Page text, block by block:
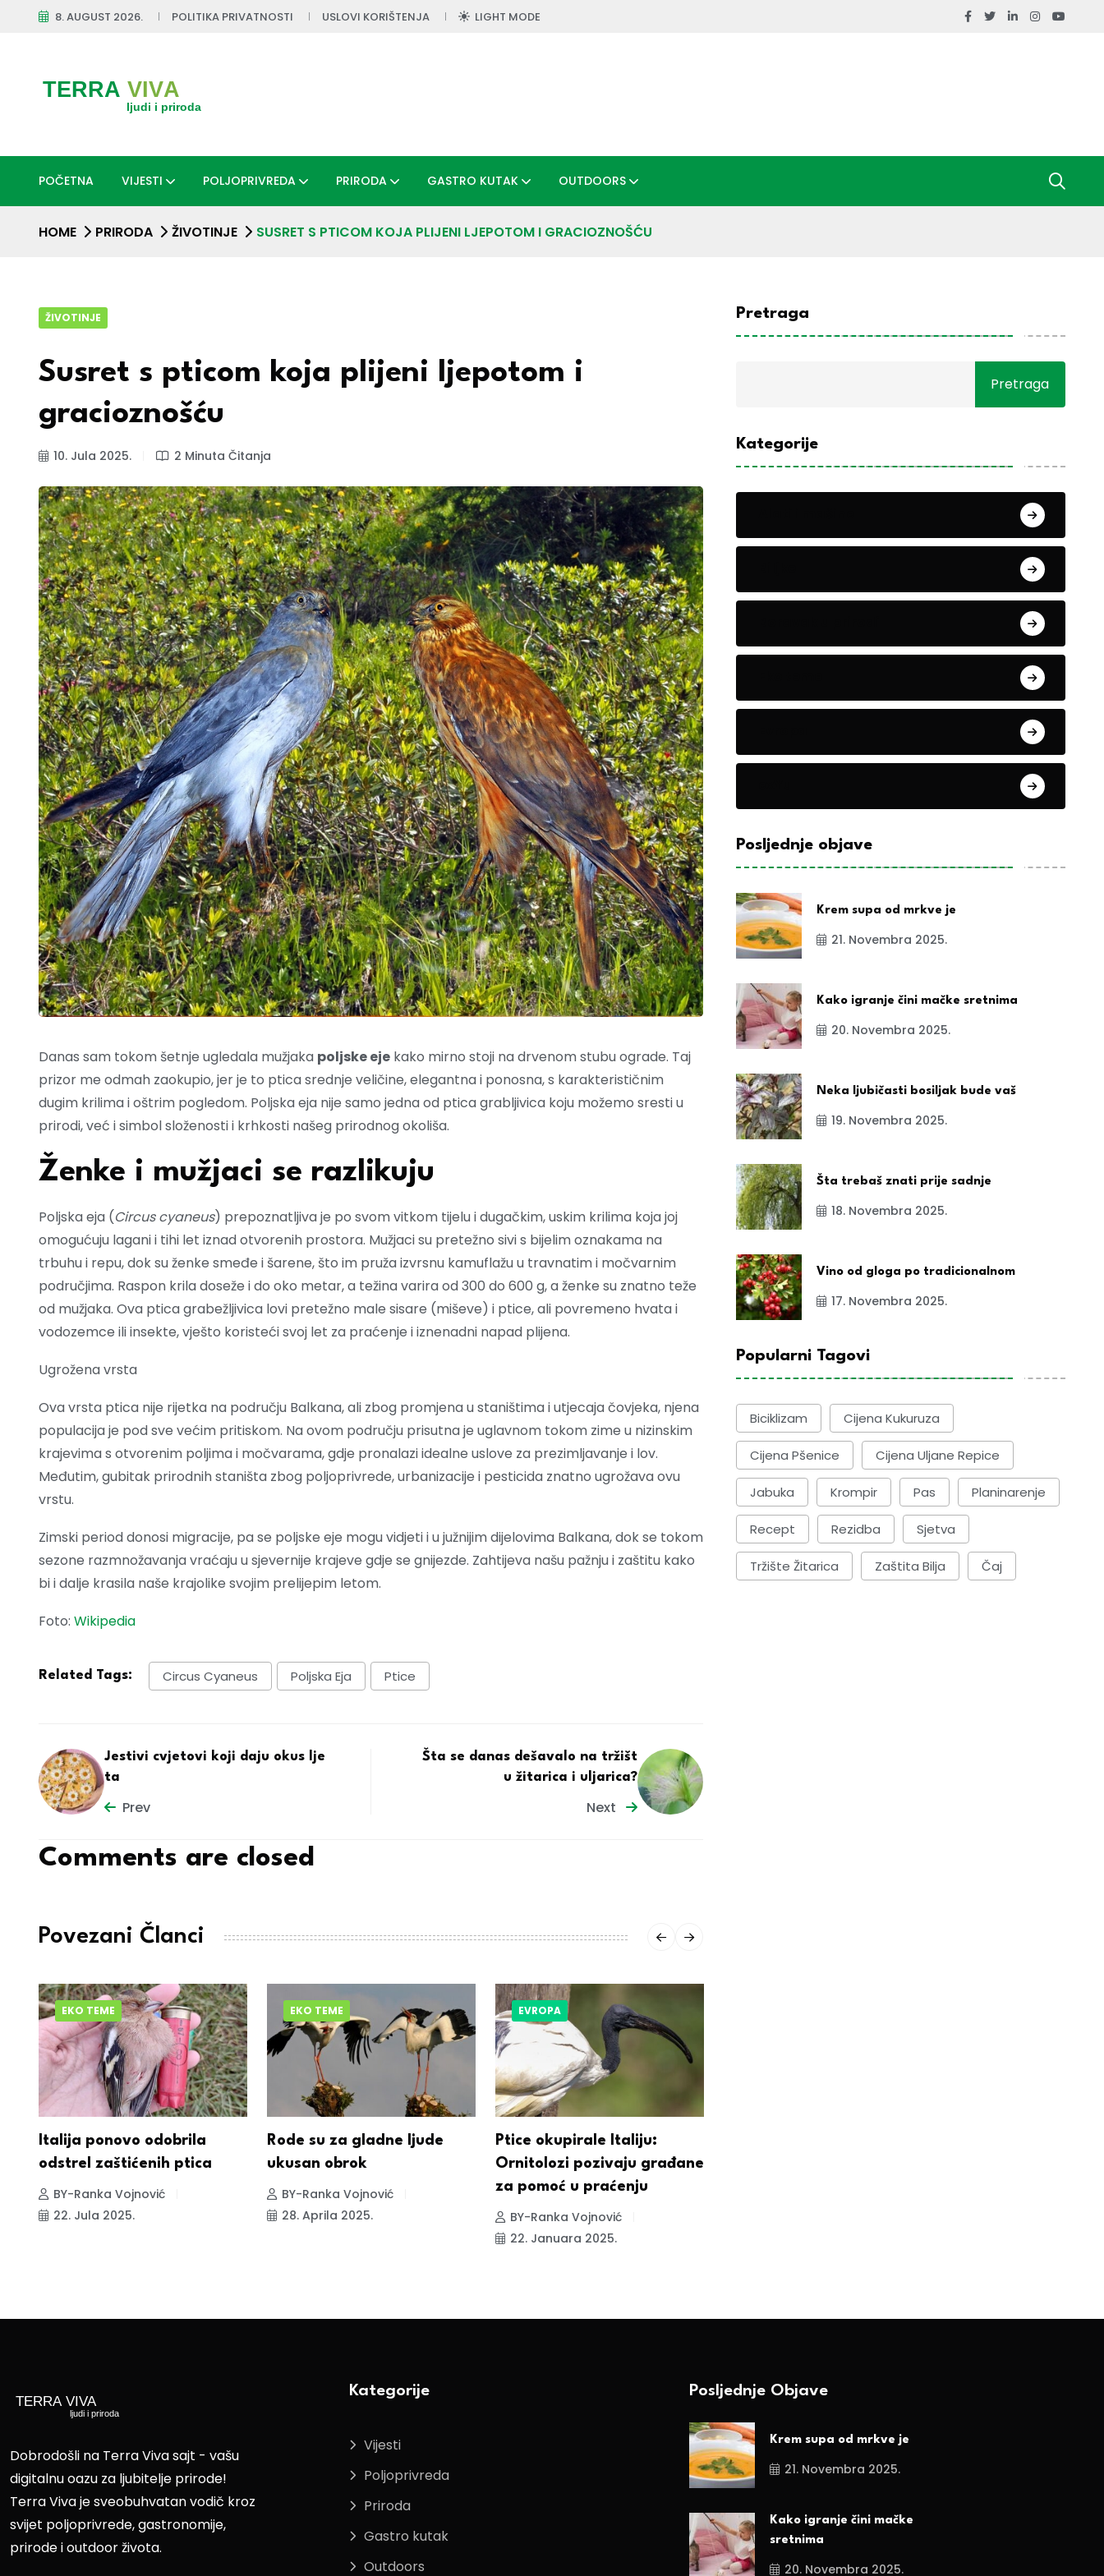
8. AUGUST 2026. POLITIKA PRIVATNOSTI USLOVI KORIŠTENJA LIGHT MODE
POČETNA VIJESTI POLJOPRIVREDA PRIRODA GASTRO KUTAK OUTDOORS
HOME PRIRODA ŽIVOTINJE SUSRET S PTICOM KOJA PLIJENI LJEPOTOM I GRACIOZNOŠĆU
ŽIVOTINJE
Susret s pticom koja plijeni ljepotom i
gracioznošću
10. Jula 2025. 2 Minuta Čitanja
Danas sam tokom šetnje ugledala mužjaka poljske eje kako mirno stoji na drvenom stubu ograde. Taj
prizor me odmah zaokupio, jer je to ptica srednje veličine, elegantna i ponosna, s karakterističnim
dugim krilima i oštrim pogledom. Poljska eja nije samo jedna od ptica grabljivica koju možemo sresti u
prirodi, već i simbol složenosti i krhkosti našeg prirodnog okoliša.
Ženke i mužjaci se razlikuju
Poljska eja (Circus cyaneus) prepoznatljiva je po svom vitkom tijelu i dugačkim, uskim krilima koja joj
omogućuju lagani i tihi let iznad otvorenih prostora. Mužjaci su pretežno sivi s bijelim oznakama na
trbuhu i repu, dok su ženke smeđe i šarene, što im pruža izvrsnu kamuflažu u travnatim i močvarnim
područjima. Raspon krila doseže i do oko metar, a težina varira od 300 do 600 g, a ženke su znatno teže
od mužjaka. Ova ptica grabežljivica lovi pretežno male sisare (miševe) i ptice, ali povremeno hvata i
vodozemce ili insekte, vješto koristeći svoj let za praćenje i iznenadni napad plijena.
Ugrožena vrsta
Ova vrsta ptica nije rijetka na području Balkana, ali zbog promjena u staništima i utjecaja čovjeka, njena
populacija je pod sve većim pritiskom. Na ovom području prisutna je uglavnom tokom zime u nizinskim
krajevima s otvorenim poljima i močvarama, gdje pronalazi idealne uslove za prezimljavanje i lov.
Međutim, gubitak prirodnih staništa zbog poljoprivrede, urbanizacije i pesticida znatno ugrožava ovu
vrstu.
Zimski period donosi migracije, pa se poljske eje mogu vidjeti i u južnijim dijelovima Balkana, dok se tokom
sezone razmnožavanja vraćaju u sjevernije krajeve gdje se gnijezde. Zahtijeva našu pažnju i zaštitu kako
bi i dalje krasila naše krajolike svojim prelijepim letom.
Foto: Wikipedia
Related Tags: Circus Cyaneus Poljska Eja Ptice
Jestivi cvjetovi koji daju okus lje
ta
Prev
Šta se danas dešavalo na tržišt
u žitarica i uljarica?
Next
Comments are closed
Povezani Članci
EKO TEME
Italija ponovo odobrila
odstrel zaštićenih ptica
BY-Ranka Vojnović
22. Jula 2025.
EKO TEME
Rode su za gladne ljude
ukusan obrok
BY-Ranka Vojnović
28. Aprila 2025.
EVROPA
Ptice okupirale Italiju:
Ornitolozi pozivaju građane
za pomoć u praćenju
BY-Ranka Vojnović
22. Januara 2025.
Pretraga
Pretraga
Kategorije
Posljednje objave
Krem supa od mrkve je
21. Novembra 2025.
Kako igranje čini mačke sretnima
20. Novembra 2025.
Neka ljubičasti bosiljak bude vaš
19. Novembra 2025.
Šta trebaš znati prije sadnje
18. Novembra 2025.
Vino od gloga po tradicionalnom
17. Novembra 2025.
Popularni Tagovi
Biciklizam Cijena Kukuruza
Cijena Pšenice Cijena Uljane Repice
Jabuka Krompir Pas Planinarenje
Recept Rezidba Sjetva
Tržište Žitarica Zaštita Bilja Čaj
Dobrodošli na Terra Viva sajt - vašu
digitalnu oazu za ljubitelje prirode!
Terra Viva je sveobuhvatan vodič kroz
svijet poljoprivrede, gastronomije,
prirode i outdoor života.
Kategorije
Vijesti
Poljoprivreda
Priroda
Gastro kutak
Outdoors
Posljednje Objave
Krem supa od mrkve je
21. Novembra 2025.
Kako igranje čini mačke
sretnima
20. Novembra 2025.